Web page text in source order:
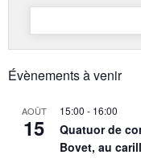
Rechercher :
Évènements à venir
AOÛT
15
15:00 - 16:00
Quatuor de
Bovet, au